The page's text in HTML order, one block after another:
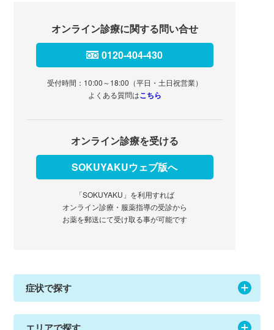
オンライン診療に関する問い合せ
0120-404-430
受付時間：10:00～18:00（平日・土日祝営業）
よくある質問はこちら
オンライン診療を受ける
SOKUYAKUウェブ版へ
「SOKUYAKU」を利用すれば
オンライン診療・服薬指導の受診から
お薬を郵送にて受け取る事が可能です
症状で探す